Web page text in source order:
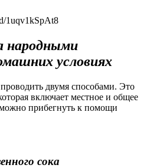
1uqv1kSpAt8
народными
условиях
двумя способами. Это
включает местное и общее
прибегнуть к помощи
сока